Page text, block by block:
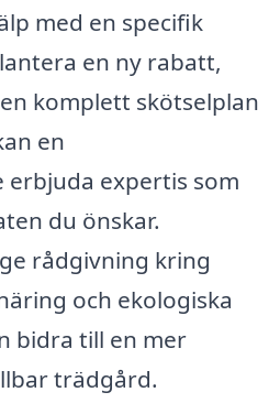
med en specifik
en ny rabatt,
komplett skötselplan
en
expertis som
du önskar.
rådgivning kring
och ekologiska
bidra till en mer
trädgård.